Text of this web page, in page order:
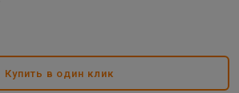
Купить в один клик